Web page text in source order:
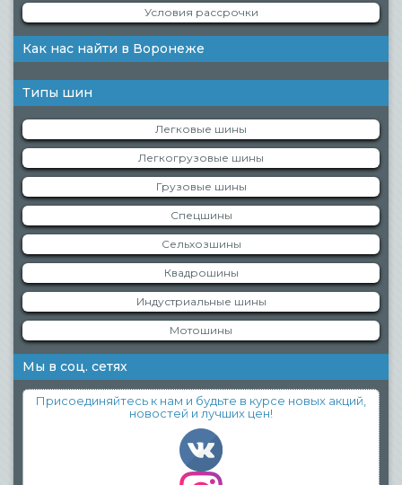
Условия рассрочки
Как нас найти в Воронеже
Типы шин
Легковые шины
Легкогрузовые шины
Грузовые шины
Спецшины
Сельхозшины
Квадрошины
Индустриальные шины
Мотошины
Мы в соц. сетях
Присоединяйтесь к нам и будьте в курсе новых акций,
новостей и лучших цен!